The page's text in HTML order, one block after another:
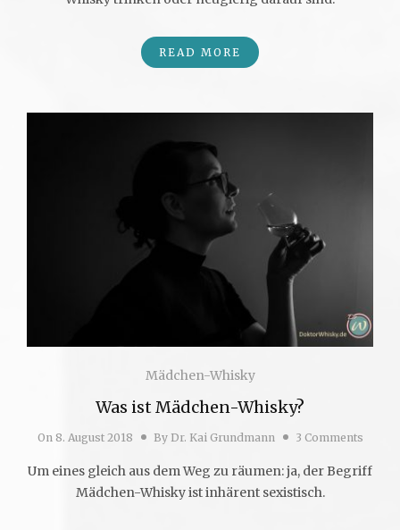
READ MORE
Mädchen-Whisky
Was ist Mädchen-Whisky?
On 8. August 2018 By Dr. Kai Grundmann 3 Comments
Um eines gleich aus dem Weg zu räumen: ja, der Begriff
Mädchen-Whisky ist inhärent sexistisch.